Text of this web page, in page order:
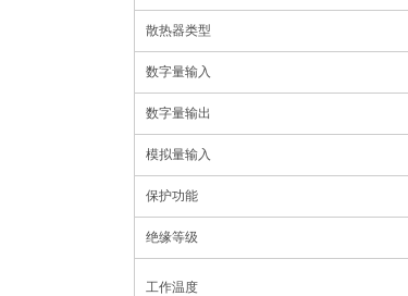
散热器类型
数字量输入
数字量输出
模拟量输入
保护功能
绝缘等级
工作温度